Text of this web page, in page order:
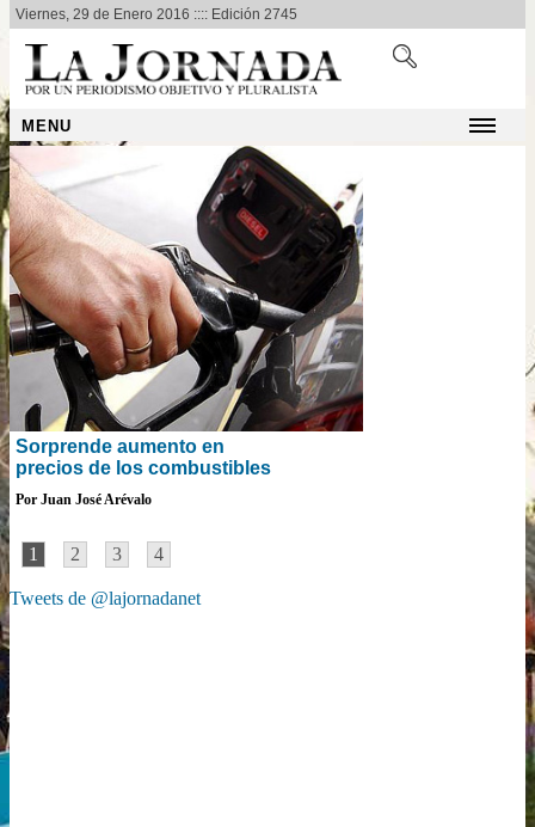
Viernes, 29 de Enero 2016 :::: Edición 2745
MENU
Sorprende aumento en
precios de los combustibles
Por Juan José Arévalo
1 2 3 4
Tweets de @lajornadanet